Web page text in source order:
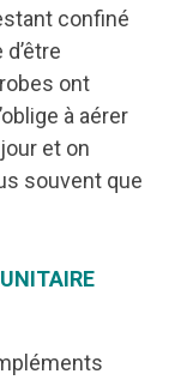
confiné
ont
à aérer
et on
souvent que